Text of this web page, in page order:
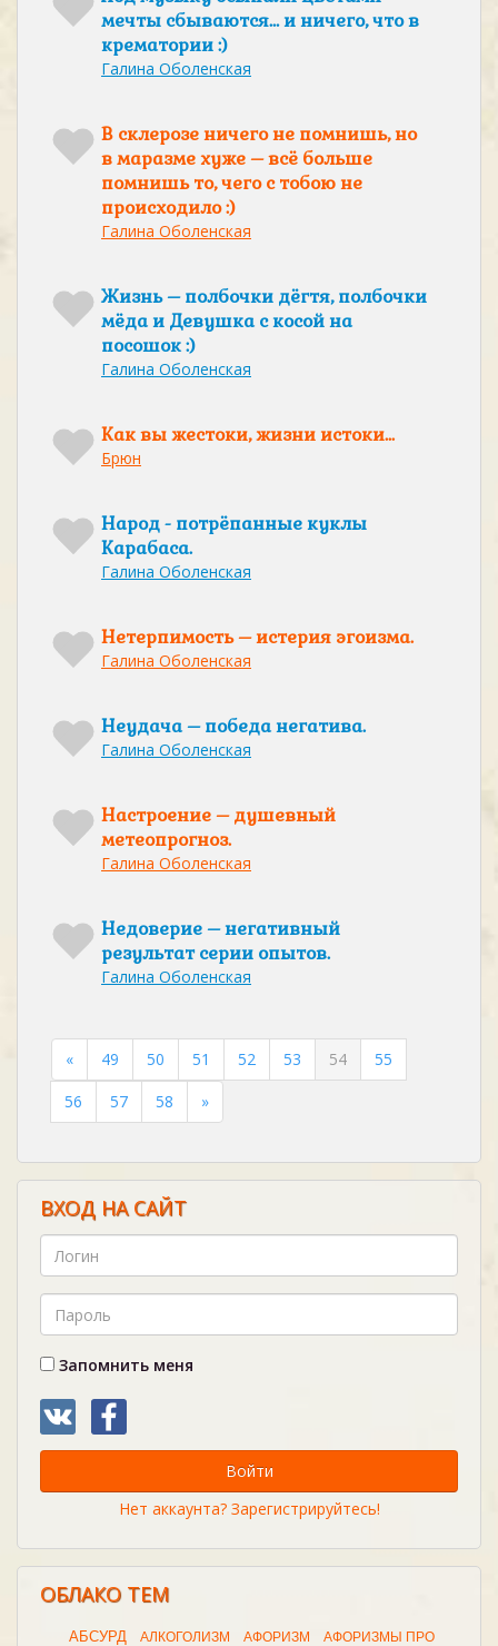
мечты сбываются… и ничего, что в
крематории :)
Галина Оболенская
В склерозе ничего не помнишь, но
в маразме хуже – всё больше
помнишь то, чего с тобою не
происходило :)
Галина Оболенская
Жизнь – полбочки дёгтя, полбочки
мёда и Девушка с косой на
посошок :)
Галина Оболенская
Как вы жестоки, жизни истоки...
Брюн
Народ - потрёпанные куклы
Карабаса.
Галина Оболенская
Нетерпимость – истерия эгоизма.
Галина Оболенская
Неудача – победа негатива.
Галина Оболенская
Настроение – душевный
метеопрогноз.
Галина Оболенская
Недоверие – негативный
результат серии опытов.
Галина Оболенская
« 49 50 51 52 53 54
55
56
57 58 »
ВХОД НА САЙТ
Запомнить меня
Войти
Нет аккаунта? Зарегистрируйтесь!
ОБЛАКО ТЕМ
АБСУРД АЛКОГОЛИЗМ АФОРИЗМ АФОРИЗМЫ ПРО